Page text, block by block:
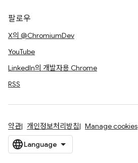
팔로우
X의 @ChromiumDev
YouTube
LinkedIn의 개발자용 Chrome
RSS
약관 개인정보처리방침 Manage cookies